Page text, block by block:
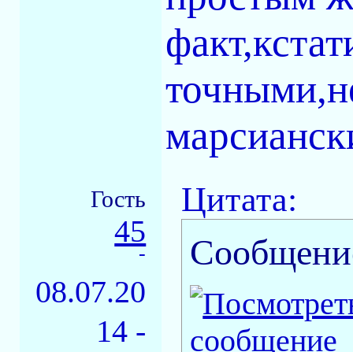
Гость
45
-
08.07.20
14 -
Цитата: